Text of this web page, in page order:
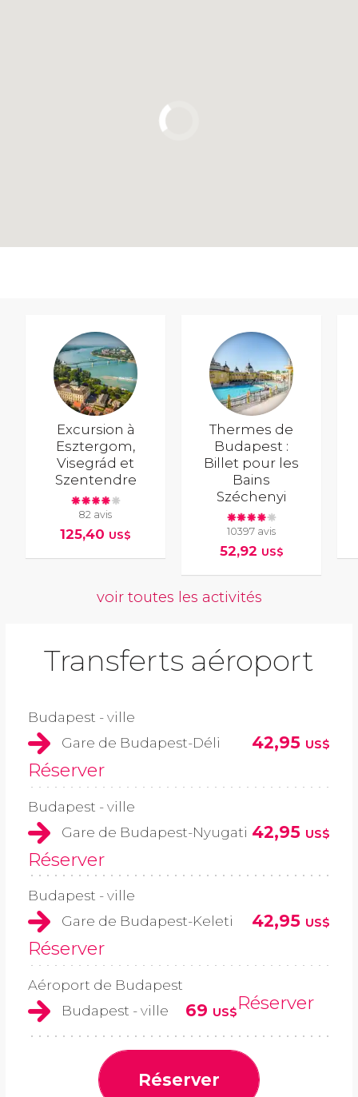
Excursion à
Esztergom,
Visegrád et
Szentendre
82 avis
125,40 US$
Thermes de
Budapest :
Billet pour les
Bains
Széchenyi
10397 avis
52,92 US$
voir toutes les activités
Transferts aéroport
Budapest - ville
Gare de Budapest-Déli
42,95 US$
Réserver
Budapest - ville
Gare de Budapest-Nyugati 42,95 US$
Réserver
Budapest - ville
Gare de Budapest-Keleti
42,95 US$
Réserver
Aéroport de Budapest
Budapest - ville
69 US$Réserver
Réserver